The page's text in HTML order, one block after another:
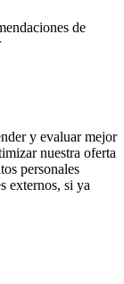
de
y evaluar mejor
nuestra oferta
personales
externos, si ya